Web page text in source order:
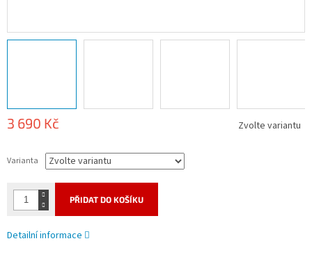
3 690 Kč
cena:
Zvolte variantu
Varianta
PŘIDAT DO KOŠÍKU
Detailní informace